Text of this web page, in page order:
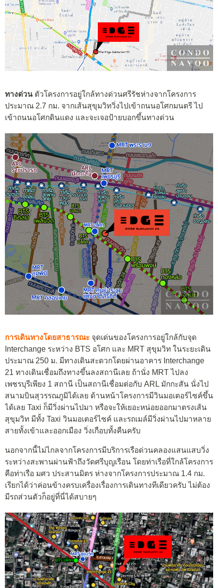
ทางด่วน ตัวโครงการอยู่ใกล้ทางด่วนศรีรัชห่างจากโครงการ
ประมาณ 2.7 กม. จากเส้นสุขุมวิทวิ่งไปเข้าถนนอโศกมนตรี ไป
เข้าถนนอโศกดินแดง และจะเจอป้ายบอกขึ้นทางด่วน
การเดินทางโดยสาธารณะ จุดเด่นของโครงการอยู่ใกล้กับจุด
Interchange ระหว่าง BTS อโศก และ MRT สุขุมวิท ในระยะเดิน
ประมาณ 250 ม. มีทางเดินสะดวกโดยผ่านอาคาร Interchange
21 ทางเดินเชื่อมถึงทางขึ้นลงสถานีเลย ถ้านั่ง MRT ไปลง
เพชรบุรีเพียง 1 สถานี เป็นสถานีเชื่อมต่อกับ ARL มักกะสัน นั่งไป
สนามบินสุวรรณภูมิได้เลย ด้านหน้าโครงการมีวินมอเตอร์ไซค์ขึ้น
ได้เลย Taxi ก็มีวิ่งผ่านไปมา หรือจะให้เยอะหน่อยออกมาตรงเส้น
สุขุมวิท มีทั้ง Taxi วินมอเตอร์ไซค์ และรถเมล์มีวิ่งผ่านไปมาหลาย
สายทั้งเข้าและออกเมือง วิ่งเกือบทั้งคืนครับ
นอกจากนี้ไม่ไกลจากโครงการมีบริการเรือด่วนคลองแสนแสบวิ่ง
ระหว่างสะพานผ่านฟ้าถึงวัดศรีบุญเรือน โดยท่าเรือที่ใกล้โครงการ
คือท่าเรือ มศว ประสานมิตร ห่างจากโครงการประมาณ 1.4 กม.
เรียกได้ว่าค่อนข้างครบเครื่องเรื่องการเดินทางทีเดียวครับ ไม่ต้อง
มีรถส่วนตัวก็อยู่ที่นี่ได้สบายๆ